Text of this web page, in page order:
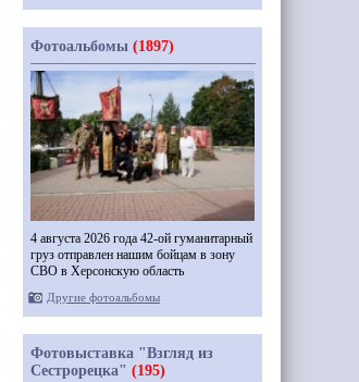
Фотоальбомы (1897)
4 августа 2026 года 42-ой гуманитарный
груз отправлен нашим бойцам в зону
СВО в Херсонскую область
Другие фотоальбомы
Фотовыставка "Взгляд из
Сестрорецка" (195)